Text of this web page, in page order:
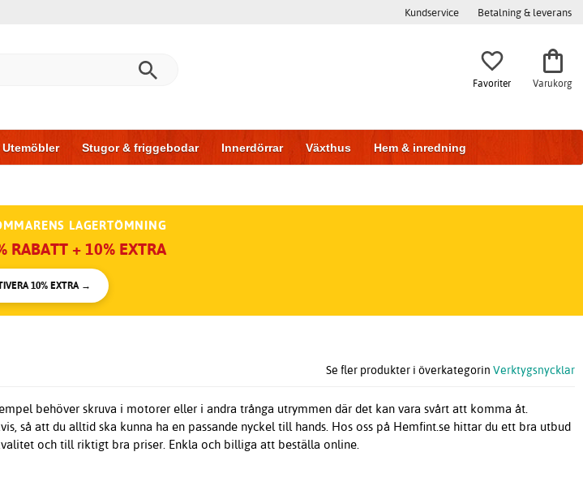
Kundservice Betalning & leverans
Favoriter Varukorg
Utemöbler Stugor & friggebodar Innerdörrar Växthus Hem & inredning
LAGERTÖMNING
RABATT + 10% EXTRA
10% EXTRA →
Se fler produkter i överkategorin Verktygsnycklar
behöver skruva i motorer eller i andra trånga utrymmen där det kan vara svårt att komma åt.
så att du alltid ska kunna ha en passande nyckel till hands. Hos oss på Hemfint.se hittar du ett bra utbud
och till riktigt bra priser. Enkla och billiga att beställa online.